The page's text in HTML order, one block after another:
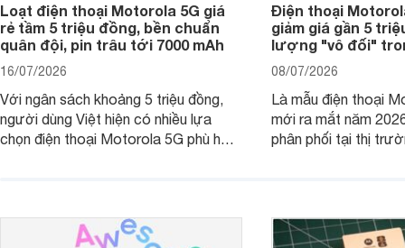
Loạt điện thoại Motorola 5G giá
rẻ tầm 5 triệu đồng, bền chuẩn
quân đội, pin trâu tới 7000 mAh
16/07/2026
Với ngân sách khoảng 5 triệu đồng,
người dùng Việt hiện có nhiều lựa
chọn điện thoại Motorola 5G phù hợp
Điện thoại
giảm giá gần 5
lượng "vô đối"
08/07/2026
Là mẫu điện thoại
mới ra mắt năm
phân phối tại thị
trình giảm giá hấp
thêm một lựa chọn